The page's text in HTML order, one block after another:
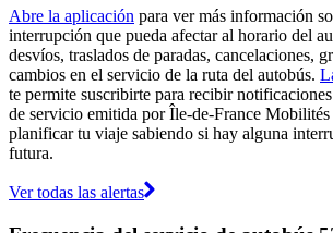
Abre la aplicación para ver más información
interrupción que pueda afectar al horario del
desvíos, traslados de paradas, cancelaciones,
cambios en el servicio de la ruta del autobús.
te permite suscribirte para recibir
de servicio emitida por Île-de-France Mobilités
planificar tu viaje sabiendo si hay alguna
futura.
Ver todas las alertas